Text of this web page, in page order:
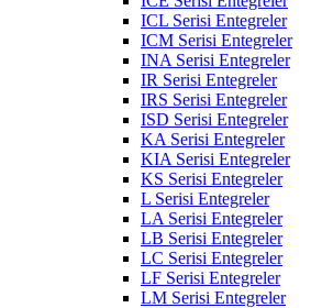
ICL Serisi Entegreler
ICM Serisi Entegreler
INA Serisi Entegreler
IR Serisi Entegreler
IRS Serisi Entegreler
ISD Serisi Entegreler
KA Serisi Entegreler
KIA Serisi Entegreler
KS Serisi Entegreler
L Serisi Entegreler
LA Serisi Entegreler
LB Serisi Entegreler
LC Serisi Entegreler
LF Serisi Entegreler
LM Serisi Entegreler